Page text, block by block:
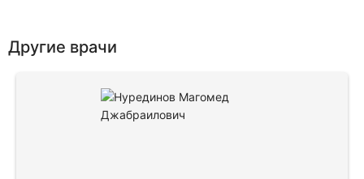
Другие врачи